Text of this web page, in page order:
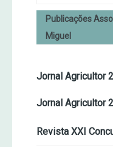
Publicações
Miguel
Jornal Agricultor
Jornal Agricultor
Revista XXI